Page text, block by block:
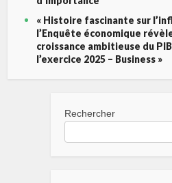
« Histoire fascinante sur
l’Enquête économique
croissance ambitieuse du
l’exercice 2025 – Business »
Rechercher